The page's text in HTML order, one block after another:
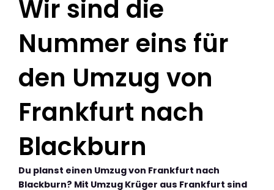
Wir sind die
Nummer eins für
den Umzug von
Frankfurt nach
Blackburn
Du planst einen Umzug von Frankfurt nach
Blackburn? Mit Umzug Krüger aus Frankfurt sind